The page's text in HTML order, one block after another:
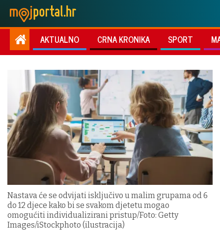
AKTUALNO CRNA KRONIKA SPORT
Nastava će se odvijati isključivo u malim grupama od 6
do 12 djece kako bi se svakom djetetu mogao
omogućiti individualizirani pristup/Foto: Getty
Images/iStockphoto (ilustracija)